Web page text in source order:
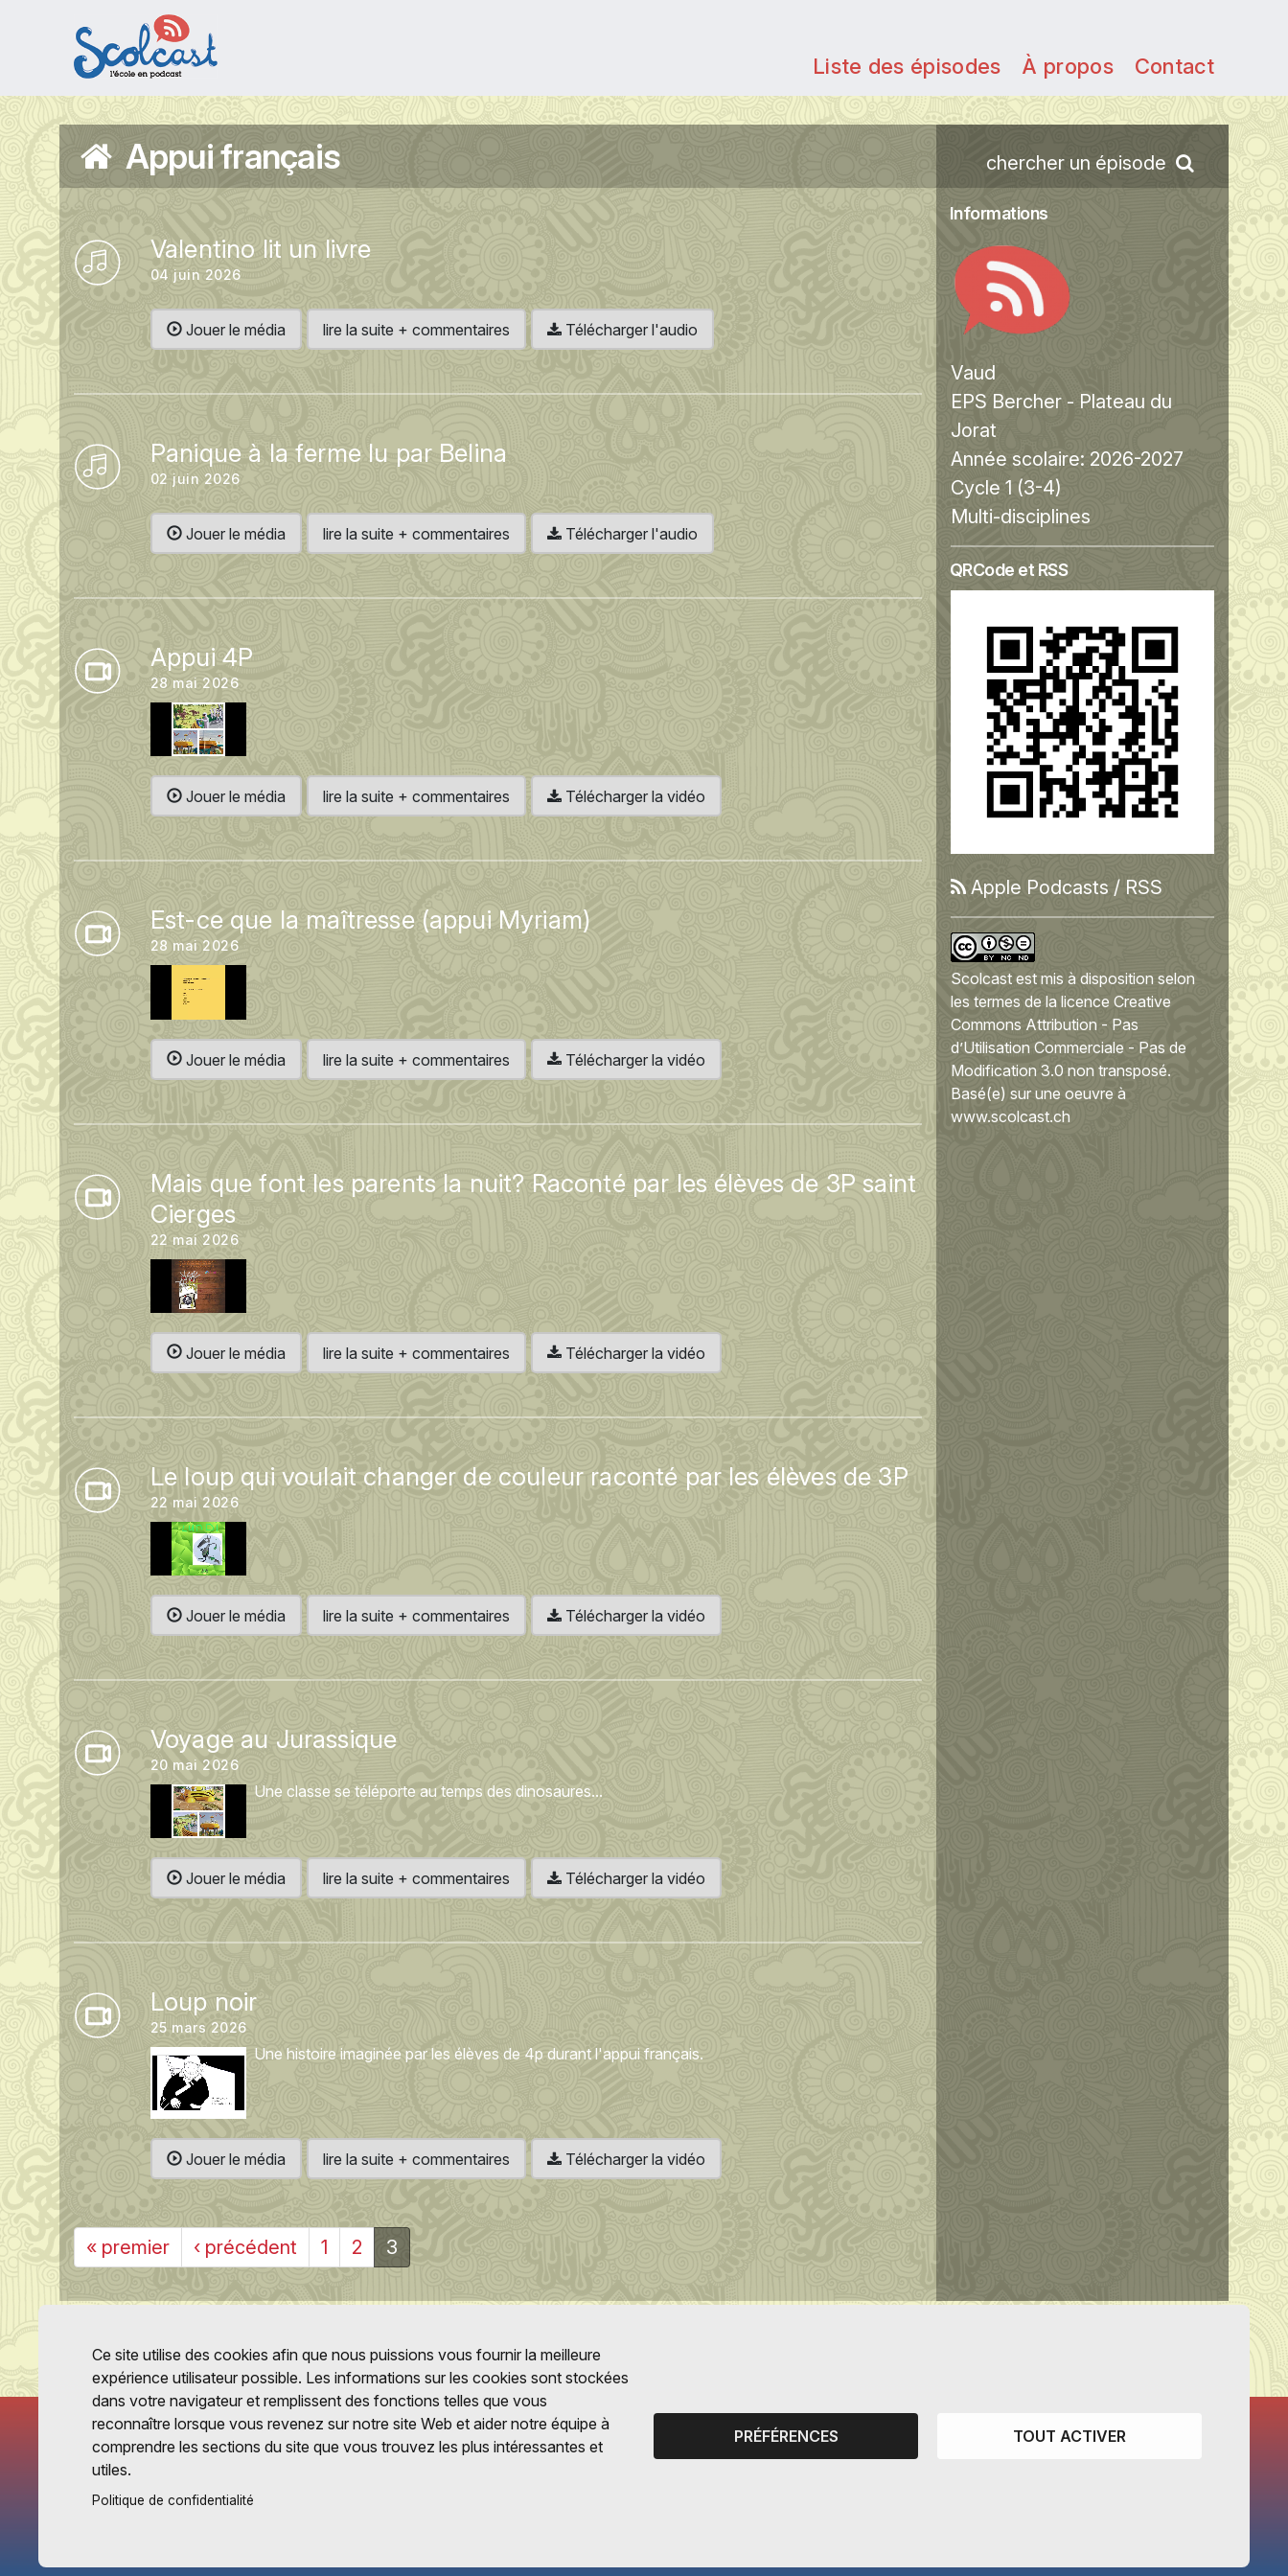
Aller au contenu principal
Liste des épisodes À propos Contact
Appui français chercher un épisode
Valentino lit un livre
04 juin 2026
Jouer le média lire la suite + commentaires Télécharger l'audio
Panique à la ferme lu par Belina
02 juin 2026
Jouer le média lire la suite + commentaires Télécharger l'audio
Appui 4P
28 mai 2026
Jouer le média lire la suite + commentaires Télécharger la vidéo
Est-ce que la maîtresse (appui Myriam)
28 mai 2026
Jouer le média lire la suite + commentaires Télécharger la vidéo
Mais que font les parents la nuit? Raconté par les élèves de 3P saint
Cierges
22 mai 2026
Jouer le média lire la suite + commentaires Télécharger la vidéo
Le loup qui voulait changer de couleur raconté par les élèves de 3P
22 mai 2026
Jouer le média lire la suite + commentaires Télécharger la vidéo
Voyage au Jurassique
20 mai 2026
Une classe se téléporte au temps des dinosaures...
Jouer le média lire la suite + commentaires Télécharger la vidéo
Loup noir
25 mars 2026
Une histoire imaginée par les élèves de 4p durant l'appui français.
Jouer le média lire la suite + commentaires Télécharger la vidéo
« premier ‹ précédent 1 2 3
Informations
Vaud
EPS Bercher - Plateau du
Jorat
Année scolaire: 2026-2027
Cycle 1 (3-4)
Multi-disciplines
QRCode et RSS
Apple Podcasts / RSS
Scolcast est mis à disposition selon
les termes de la licence Creative
Commons Attribution - Pas
d’Utilisation Commerciale - Pas de
Modification 3.0 non transposé.
Basé(e) sur une oeuvre à
www.scolcast.ch
Ce site utilise des cookies afin que nous puissions vous fournir la meilleure
expérience utilisateur possible. Les informations sur les cookies sont stockées
dans votre navigateur et remplissent des fonctions telles que vous
reconnaître lorsque vous revenez sur notre site Web et aider notre équipe à
comprendre les sections du site que vous trouvez les plus intéressantes et
utiles.
Politique de confidentialité
PRÉFÉRENCES TOUT ACTIVER